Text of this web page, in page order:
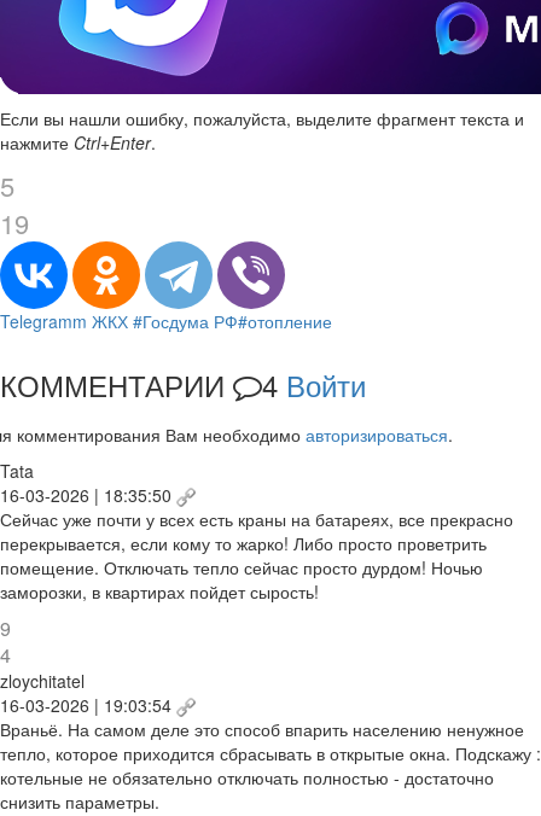
Если вы нашли ошибку, пожалуйста, выделите фрагмент текста и
нажмите Ctrl+Enter.
5
19
Telegramm ЖКХ #Госдума РФ#отопление
КОММЕНТАРИИ 4 Войти
комментирования Вам необходимо авторизироваться.
Tata
16-03-2026 | 18:35:50
Сейчас уже почти у всех есть краны на батареях, все прекрасно
перекрывается, если кому то жарко! Либо просто проветрить
помещение. Отключать тепло сейчас просто дурдом! Ночью
заморозки, в квартирах пойдет сырость!
9
4
zloychitatel
16-03-2026 | 19:03:54
Враньё. На самом деле это способ впарить населению ненужное
тепло, которое приходится сбрасывать в открытые окна. Подскажу :
котельные не обязательно отключать полностью - достаточно
снизить параметры.